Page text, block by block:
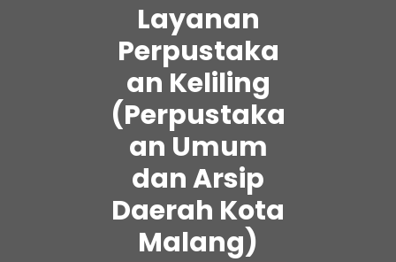
Layanan
Perpustaka
an Keliling
(Perpustaka
an Umum
dan Arsip
Daerah Kota
Malang)